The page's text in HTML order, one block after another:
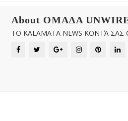
About OMAΔΑ
ΤΟ KALAMATA NEWS ΚΟΝΤΆ